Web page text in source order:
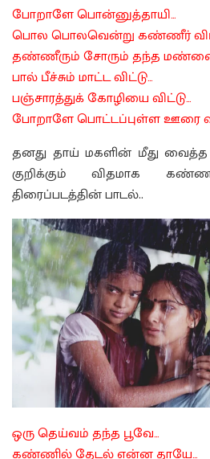
போறாளே பொன்னுத்தாயி…
பொல பொலவென்று கண்ணீர்
தண்ணீரும் சோரும் தந்த மண்ணை
பால் பீச்சும் மாட்ட விட்டு…
பஞ்சாரத்துக் கோழியை விட்டு…
போறாளே பொட்டப்புள்ள ஊரை
தனது தாய் மகளின் மீது
குறிக்கும் விதமாக
திரைப்படத்தின் பாடல்..
ஒரு தெய்வம் தந்த பூவே…
கண்ணில் தேடல் என்ன தாயே…